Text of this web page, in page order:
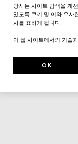
당사는 사이트 탐색을 개
있도록 쿠키 및 이와 유사
사를 표하게 됩니다.
이 웹 사이트에서의 기술
OK